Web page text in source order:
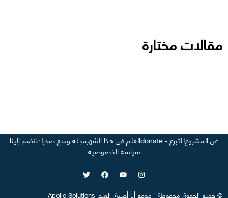
مقالات مختارة
عن المشروعللتبرع - donate العلم في هذا الشهرمجلة وسع صدركانضم إلينا
سياسة الخصوصية
©جميع الحقوق محفوظة-موقع أنا أصدق العلم-
Apollo Solutions